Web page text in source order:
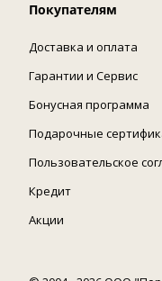
Покупателям
Доставка и оплата
Гарантии и Сервис
Бонусная программа
Подарочные
Пользовательское
Кредит
Акции